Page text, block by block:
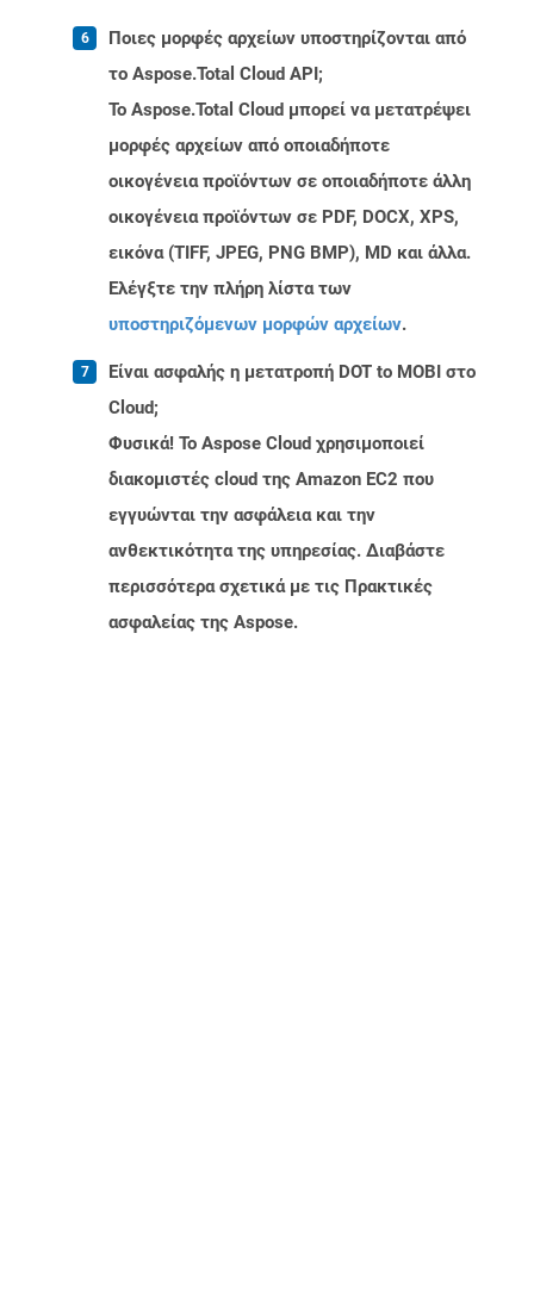
Ποιες μορφές αρχείων υποστηρίζονται από
το Aspose.Total Cloud API;
Το Aspose.Total Cloud μπορεί να μετατρέψει
μορφές αρχείων από οποιαδήποτε
οικογένεια προϊόντων σε οποιαδήποτε άλλη
οικογένεια προϊόντων σε PDF, DOCX, XPS,
εικόνα (TIFF, JPEG, PNG BMP), MD και άλλα.
Ελέγξτε την πλήρη λίστα των
υποστηριζόμενων μορφών αρχείων.
Είναι ασφαλής η μετατροπή DOT to MOBI στο
Cloud;
Φυσικά! Το Aspose Cloud χρησιμοποιεί
διακομιστές cloud της Amazon EC2 που
εγγυώνται την ασφάλεια και την
ανθεκτικότητα της υπηρεσίας. Διαβάστε
περισσότερα σχετικά με τις Πρακτικές
ασφαλείας της Aspose.